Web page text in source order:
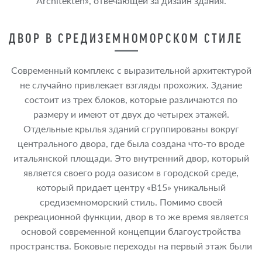
ДВОР В СРЕДИЗЕМНОМОРСКОМ СТИЛЕ
Современный комплекс с выразительной архитектурой
не случайно привлекает взгляды прохожих. Здание
состоит из трех блоков, которые различаются по
размеру и имеют от двух до четырех этажей.
Отдельные крылья зданий сгруппированы вокруг
центрального двора, где была создана что-то вроде
итальянской площади. Это внутренний двор, который
является своего рода оазисом в городской среде,
который придает центру «B15» уникальный
средиземноморский стиль. Помимо своей
рекреационной функции, двор в то же время является
основой современной концепции благоустройства
пространства. Боковые переходы на первый этаж были